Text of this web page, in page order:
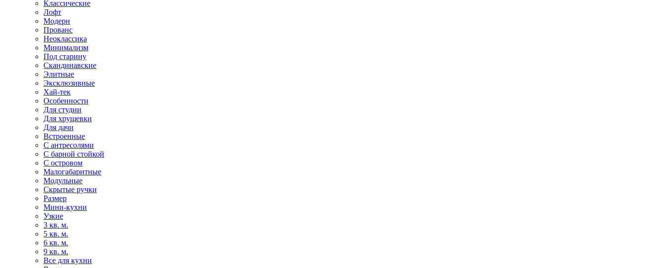
Классические
Лофт
Модерн
Прованс
Неоклассика
Минимализм
Под старину
Скандинавские
Элитные
Эксклюзивные
Хай-тек
Особенности
Для студии
Для хрущевки
Для дачи
Встроенные
С антресолями
С барной стойкой
С островом
Малогабаритные
Модульные
Скрытые ручки
Размер
Мини-кухни
Узкие
3 кв. м.
5 кв. м.
6 кв. м.
9 кв. м.
Все для кухни